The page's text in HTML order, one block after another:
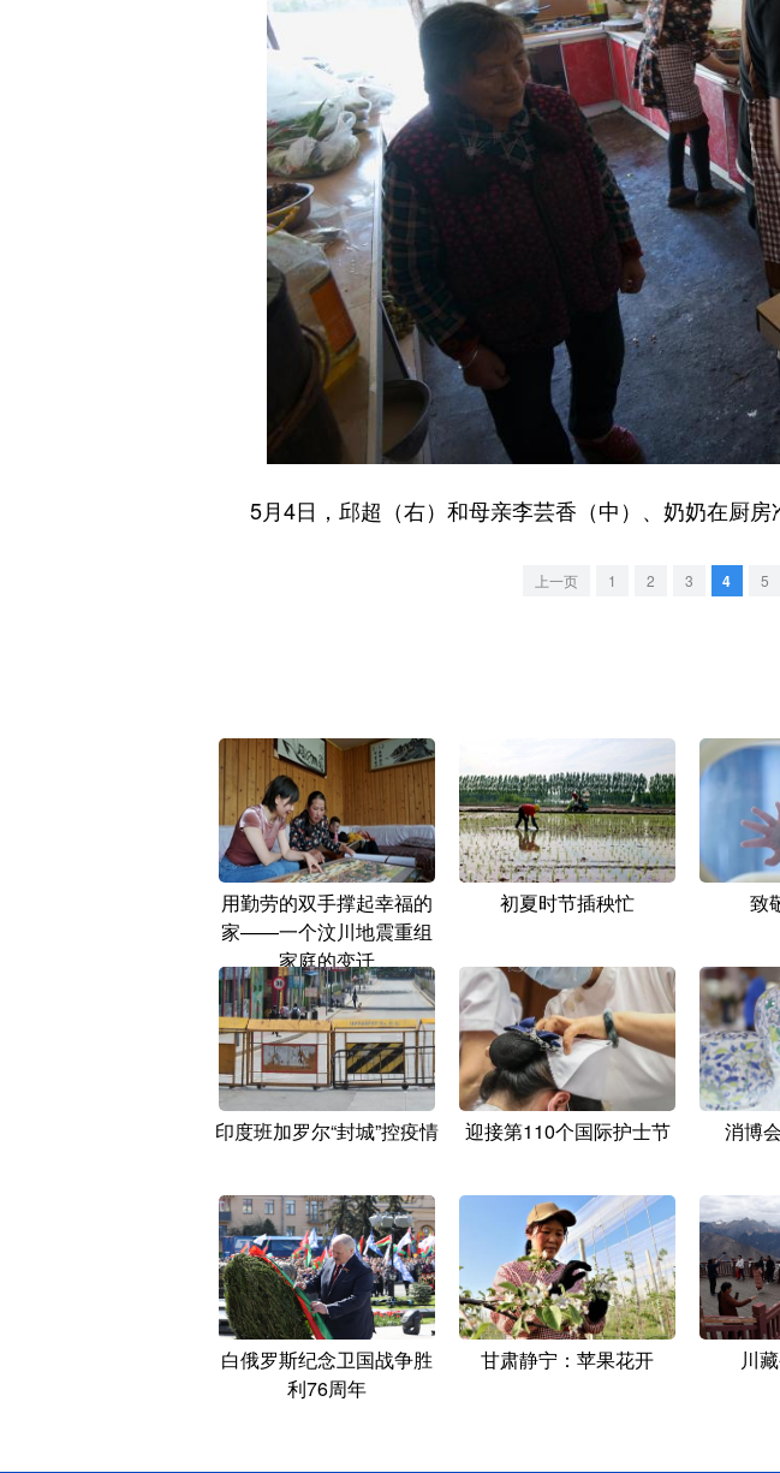
5月4日，邱超（右）和母亲李芸香（中）、奶奶在厨房
上一页 1 2 3 4 5
用勤劳的双手撑起幸福的
家——一个汶川地震重组
家庭的变迁
初夏时节插秧忙 致
印度班加罗尔“封城”控疫情 迎接第110个国际护士节 消博
白俄罗斯纪念卫国战争胜
利76周年
甘肃静宁：苹果花开 川